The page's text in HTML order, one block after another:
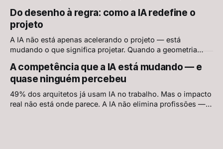
científico de IA em projetos AEC, explica por quê — e
mostra onde já existe solução
Do desenho à regra: como a IA redefine o
projeto
A IA não está apenas acelerando o projeto — está
mudando o que significa projetar. Quando a geometria
arquiteto?
A competência que a IA está mudando — e
quase ninguém percebeu
49% dos arquitetos já usam IA no trabalho. Mas o impacto
real não está onde parece. A IA não elimina profissões —